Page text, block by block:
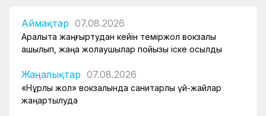
Аймақтар 07.08.2026
Арқалықта жаңғыртудан кейін теміржол вокзалы
ашылып, жаңа жолаушылар пойызы іске қосылды
Жаңалықтар 07.08.2026
«Нұрлы жол» вокзалында санитарлық үй-жайлар
жаңартылуда